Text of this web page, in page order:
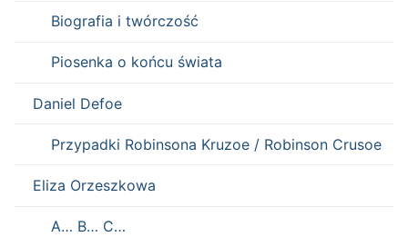
Biografia i twórczość
Piosenka o końcu świata
Daniel Defoe
Przypadki Robinsona Kruzoe / Robinson Crusoe
Eliza Orzeszkowa
A… B… C…